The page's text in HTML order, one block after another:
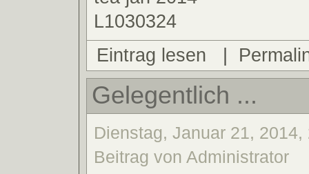
Eintrag lesen
Gelegentlich ...
Dienstag, Januar 21,
Beitrag von Administrator